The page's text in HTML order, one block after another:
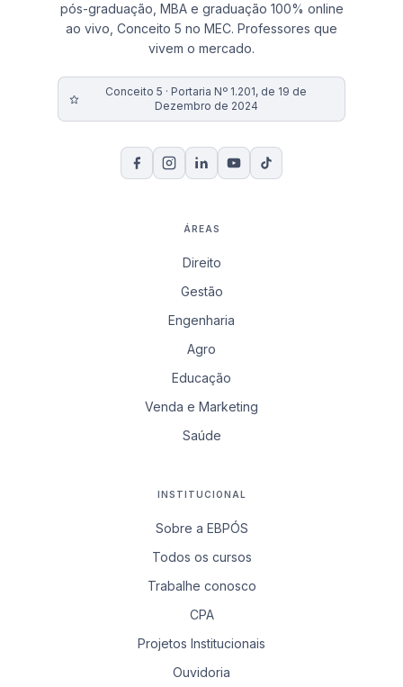
pós-graduação, MBA e graduação 100% online
ao vivo, Conceito 5 no MEC. Professores que
vivem o mercado.
Conceito 5 · Portaria Nº 1.201, de 19 de
Dezembro de 2024
ÁREAS
Direito
Gestão
Engenharia
Agro
Educação
Venda e Marketing
Saúde
INSTITUCIONAL
Sobre a EBPÓS
Todos os cursos
Trabalhe conosco
CPA
Projetos Institucionais
Ouvidoria